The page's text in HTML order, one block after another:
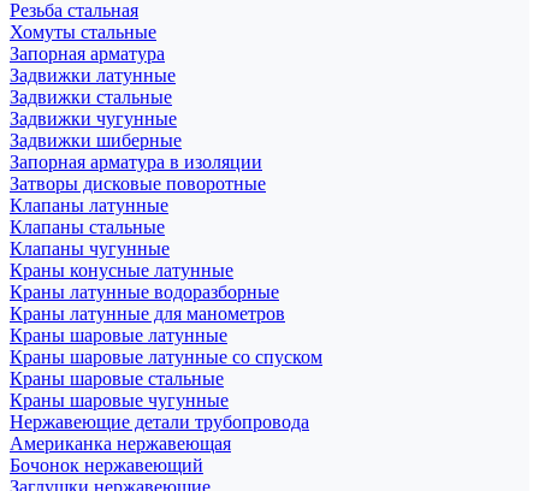
Резьба стальная
Хомуты стальные
Запорная арматура
Задвижки латунные
Задвижки стальные
Задвижки чугунные
Задвижки шиберные
Запорная арматура в изоляции
Затворы дисковые поворотные
Клапаны латунные
Клапаны стальные
Клапаны чугунные
Краны конусные латунные
Краны латунные водоразборные
Краны латунные для манометров
Краны шаровые латунные
Краны шаровые латунные со спуском
Краны шаровые стальные
Краны шаровые чугунные
Нержавеющие детали трубопровода
Американка нержавеющая
Бочонок нержавеющий
Заглушки нержавеющие